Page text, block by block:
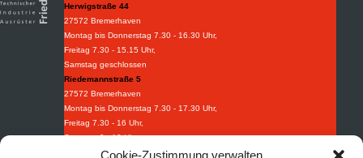
Cookie-Zustimmung verwalten
Herwigstraße 44
27572 Bremerhaven
Montag bis Donnerstag 7.30 - 16.30 Uhr,
Freitag 7.30 - 15.15 Uhr,
Samstag geschlossen
Riedemannstraße 5
27572 Bremerhaven
Montag bis Donnerstag 7.30 - 17.30 Uhr,
Freitag 7.30 - 16 Uhr,
Samstag 9 - 13 Uhr
Weidestraße 8-10